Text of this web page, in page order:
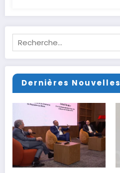
Dernières Nouvelles